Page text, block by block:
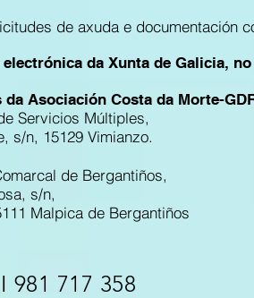
de axuda e documentación
electrónica da Xunta de Galicia,
da Asociación Costa da Morte-
Servicios Múltiples,
s/n, 15129 Vimianzo.
de Bergantiños,
s/n,
Malpica de Bergantiños
I 981 717 358